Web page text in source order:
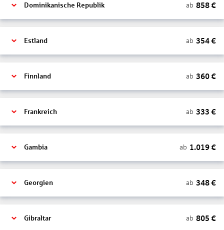
Dominikanische Republik ab 858€
Estland ab 354€
Finnland ab 360€
Frankreich ab 333 €
Gambia ab 1.019€
Georgien ab 348€
Gibraltar ab 805 €